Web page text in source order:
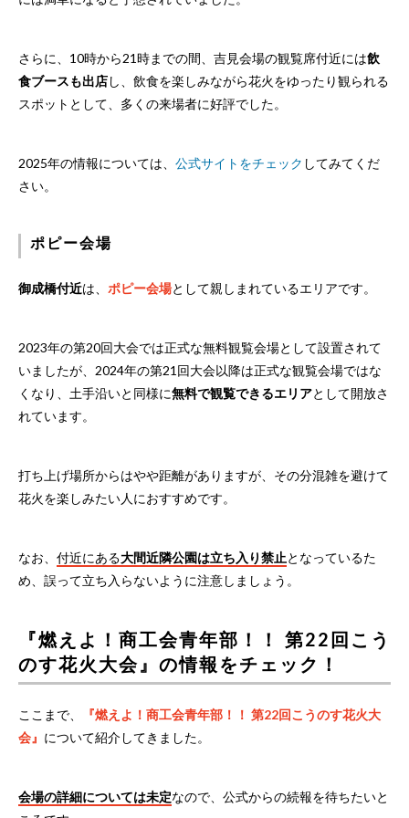
さらに、10時から21時までの間、吉見会場の観覧席付近には飲
食ブースも出店し、飲食を楽しみながら花火をゆったり観られる
スポットとして、多くの来場者に好評でした。
2025年の情報については、 公式サイトをチェック してみてくだ
さい。
ポピー会場
御成橋付近は、 ポピー会場として親しまれているエリアです。
2023年の第20回大会では正式な無料観覧会場として設置されて
いましたが、2024年の第21回大会以降は正式な観覧会場ではな
くなり、土手沿いと同様に無料で観覧できるエリアとして開放さ
れています。
打ち上げ場所からはやや距離がありますが、その分混雑を避けて
花火を楽しみたい人におすすめです。
なお、 付近にある大間近隣公園は立ち入り禁止となっているた
め、誤って立ち入らないように注意しましょう。
『燃えよ！商工会青年部！！ 第22回こう
のす花火大会』の情報をチェック！
ここまで、
『燃えよ！商工会青年部！！ 第22回こうのす花火大
会』 について紹介してきました。
会場の詳細については未定なので、公式からの続報を待ちたいと